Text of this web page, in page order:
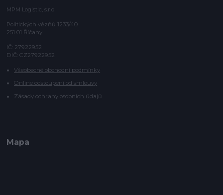
MPM Logistic, s.r.o
Politických vězňů 1233/40
251 01 Říčany
IČ: 27922952
DIČ: CZ27922952
Všeobecné obchodní podmínky
Online odstoupení od smlouvy
Zásady ochrany osobních údajů
Mapa